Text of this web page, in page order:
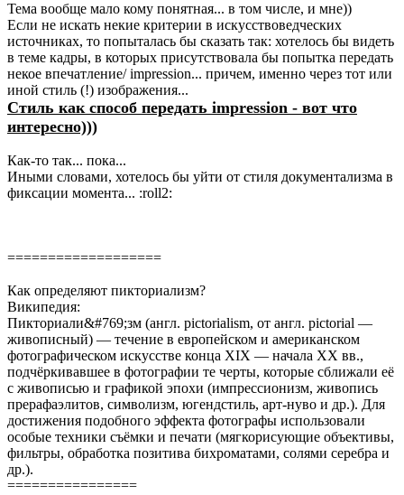
Тема вообще мало кому понятная... в том числе, и мне))
Если не искать некие критерии в искусствоведческих
источниках, то попыталась бы сказать так: хотелось бы видеть
в теме кадры, в которых присутствовала бы попытка передать
некое впечатление/ impression... причем, именно через тот или
иной стиль (!) изображения...
Стиль как способ передать impression - вот что
интересно)))
Как-то так... пока...
Иными словами, хотелось бы уйти от стиля документализма в
фиксации момента... :roll2:
===================
Как определяют пикториализм?
Википедия:
Пикториали&#769;зм (англ. pictorialism, от англ. pictorial —
живописный) — течение в европейском и американском
фотографическом искусстве конца XIX — начала ХХ вв.,
подчёркивавшее в фотографии те черты, которые сближали её
с живописью и графикой эпохи (импрессионизм, живопись
прерафаэлитов, символизм, югендстиль, арт-нуво и др.). Для
достижения подобного эффекта фотографы использовали
особые техники съёмки и печати (мягкорисующие объективы,
фильтры, обработка позитива бихроматами, солями серебра и
др.).
================